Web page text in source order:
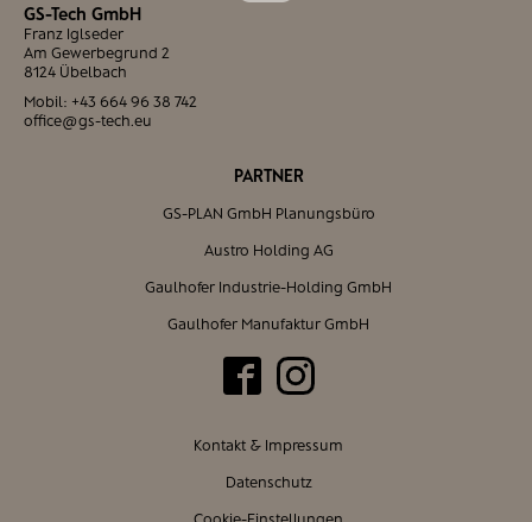
GS-Tech GmbH
Franz Iglseder
Am Gewerbegrund 2
8124 Übelbach
Mobil: +43 664 96 38 742
office@gs-tech.eu
PARTNER
GS-PLAN GmbH Planungsbüro
Austro Holding AG
Gaulhofer Industrie-Holding GmbH
Gaulhofer Manufaktur GmbH
Kontakt & Impressum
Datenschutz
Cookie-Einstellungen